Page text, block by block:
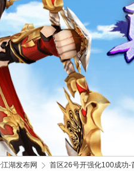
湖发布网 首区26号开强化100成功-